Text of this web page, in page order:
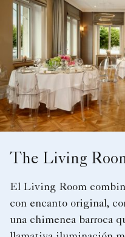
The Living
El Living Room
con encanto original,
una chimenea barroca